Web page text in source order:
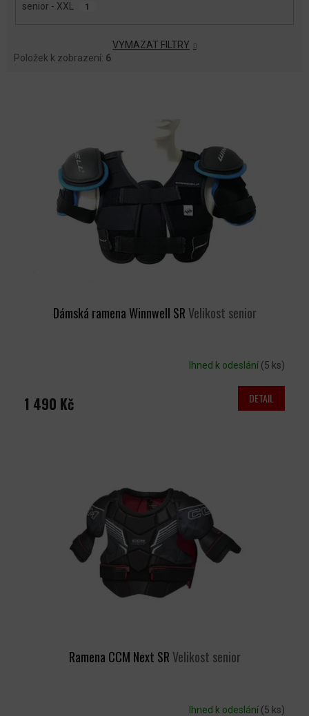
senior - XXL 1
VYMAZAT FILTRY
Položek k zobrazení: 6
Dámská ramena Winnwell SR Velikost senior
Ihned k odeslání (5 ks)
1 490 Kč DETAIL
Ramena CCM Next SR Velikost senior
Ihned k odeslání (5 ks)